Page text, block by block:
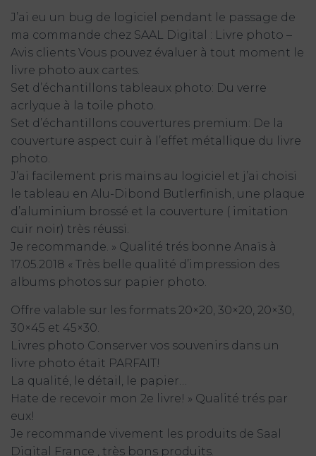
J’ai eu un bug de logiciel pendant le passage de
ma commande chez SAAL Digital : Livre photo –
Avis clients Vous pouvez évaluer à tout moment le
livre photo aux cartes.
Set d’échantillons tableaux photo: Du verre
acrlyque à la toile photo.
Set d’échantillons couvertures premium: De la
couverture aspect cuir à l’effet métallique du livre
photo.
J’ai facilement pris mains au logiciel et j’ai choisi
le tableau en Alu-Dibond Butlerfinish, une plaque
d’aluminium brossé et la couverture ( imitation
cuir noir) très réussi.
Je recommande. » Qualité trés bonne Anaïs à
17.05.2018 « Très belle qualité d’impression des
albums photos sur papier photo.
Offre valable sur les formats 20×20, 30×20, 20×30,
30×45 et 45×30.
Livres photo Conserver vos souvenirs dans un
livre photo était PARFAIT!
La qualité, le détail, le papier…
Hate de recevoir mon 2e livre! » Qualité trés par
eux!
Je recommande vivement les produits de Saal
Digital France , très bons produits.